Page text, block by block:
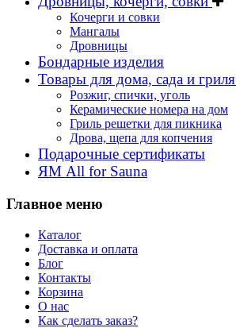
Кочерги и совки
Мангалы
Дровницы
Бондарные изделия
Товары для дома, сада и гриля
Розжиг, спички, уголь
Керамические номера на дом
Гриль решетки для пикника
Дрова, щепа для копчения
Подарочные сертификаты
ЯМ All for Sauna
Главное меню
Каталог
Доставка и оплата
Блог
Контакты
Корзина
О нас
Как сделать заказ?